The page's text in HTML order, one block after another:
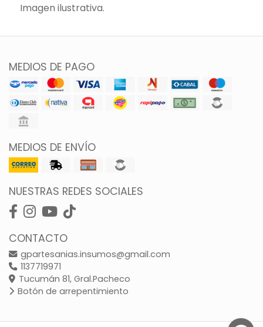
Imagen ilustrativa.
MEDIOS DE PAGO
MEDIOS DE ENVÍO
NUESTRAS REDES SOCIALES
CONTACTO
gpartesanias.insumos@gmail.com
1137719971
Tucumán 81, Gral.Pacheco
Botón de arrepentimiento